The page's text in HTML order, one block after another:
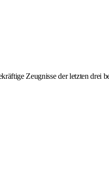
Zeugnisse der letzten drei